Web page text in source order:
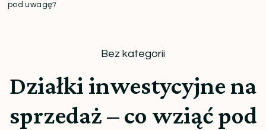
pod uwagę?
Bez kategorii
Działki inwestycyjne na
sprzedaż – co wziąć pod